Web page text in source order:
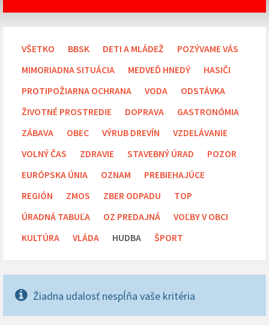
VŠETKO BBSK DETI A MLÁDEŽ
POZÝVAME VÁS
MIMORIADNA SITUÁCIA
MEDVEĎ HNEDÝ
HASIČI
PROTIPOŽIARNA OCHRANA
VODA
ODSTÁVKA
ŽIVOTNÉ PROSTREDIE
DOPRAVA
GASTRONÓMIA
ZÁBAVA
OBEC VÝRUB DREVÍN
VZDELÁVANIE
VOLNÝ ČAS
ZDRAVIE STAVEBNÝ ÚRAD
POZOR
EURÓPSKA ÚNIA
OZNAM
PREBIEHAJÚCE
REGIÓN
ZMOS ZBER ODPADU
TOP
ÚRADNÁ TABUĽA
OZ PREDAJNÁ
VOĽBY V OBCI
KULTÚRA
VLÁDA HUDBA ŠPORT
Žiadna udalosť nespĺňa vaše kritéria